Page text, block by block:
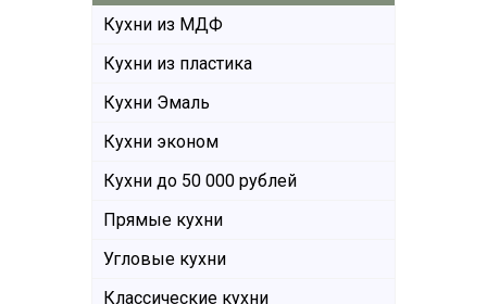
Кухни из МДФ
Кухни из пластика
Кухни Эмаль
Кухни эконом
Кухни до 50 000 рублей
Прямые кухни
Угловые кухни
Классические кухни